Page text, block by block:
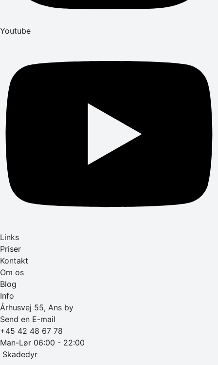
Youtube
Links
Priser
Kontakt
Om os
Blog
Info
Århusvej 55, Ans by
Send en E-mail
+45 42 48 67 78
Man-Lør 06:00 - 22:00
‎ Skadedyr